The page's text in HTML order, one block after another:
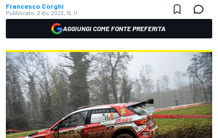
Francesco Corghi
Pubblicato: 2 dic 2023, 15:11
AGGIUNGI COME FONTE PREFERITA